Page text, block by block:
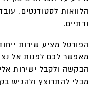
הלוואות לסטודנטים,
ודתיים.
הפורטל מציע שירות
מאפשר לכם לפנות אל
הבקשה ולקבל ישירות
מבלי להתרוצץ ולהגיש